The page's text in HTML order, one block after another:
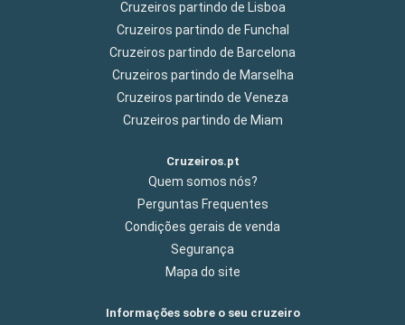
Cruzeiros partindo de Lisboa
Cruzeiros partindo de Funchal
Cruzeiros partindo de Barcelona
Cruzeiros partindo de Marselha
Cruzeiros partindo de Veneza
Cruzeiros partindo de Miam
Cruzeiros.pt
Quem somos nós?
Perguntas Frequentes
Condições gerais de venda
Segurança
Mapa do site
Informações sobre o seu cruzeiro